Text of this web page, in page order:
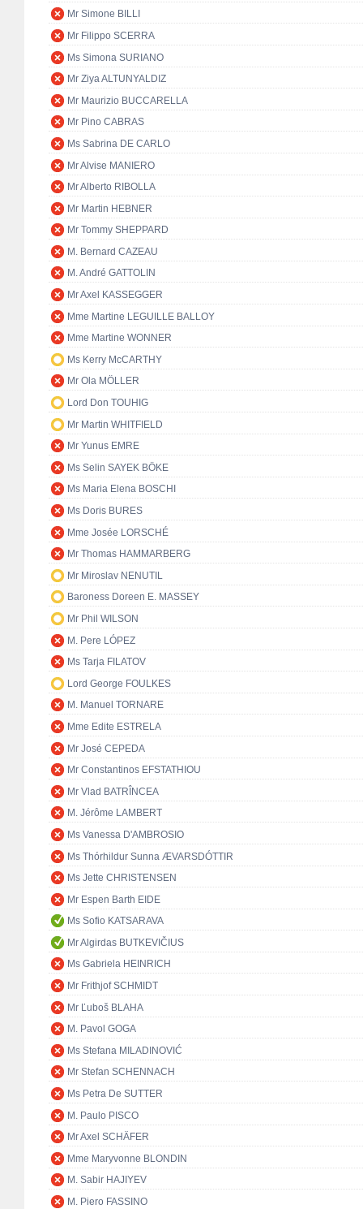
Mr Simone BILLI
Mr Filippo SCERRA
Ms Simona SURIANO
Mr Ziya ALTUNYALDIZ
Mr Maurizio BUCCARELLA
Mr Pino CABRAS
Ms Sabrina DE CARLO
Mr Alvise MANIERO
Mr Alberto RIBOLLA
Mr Martin HEBNER
Mr Tommy SHEPPARD
M. Bernard CAZEAU
M. André GATTOLIN
Mr Axel KASSEGGER
Mme Martine LEGUILLE BALLOY
Mme Martine WONNER
Ms Kerry McCARTHY
Mr Ola MÖLLER
Lord Don TOUHIG
Mr Martin WHITFIELD
Mr Yunus EMRE
Ms Selin SAYEK BÖKE
Ms Maria Elena BOSCHI
Ms Doris BURES
Mme Josée LORSCHÉ
Mr Thomas HAMMARBERG
Mr Miroslav NENUTIL
Baroness Doreen E. MASSEY
Mr Phil WILSON
M. Pere LÓPEZ
Ms Tarja FILATOV
Lord George FOULKES
M. Manuel TORNARE
Mme Edite ESTRELA
Mr José CEPEDA
Mr Constantinos EFSTATHIOU
Mr Vlad BATRÎNCEA
M. Jérôme LAMBERT
Ms Vanessa D'AMBROSIO
Ms Thórhildur Sunna ÆVARSDÓTTIR
Ms Jette CHRISTENSEN
Mr Espen Barth EIDE
Ms Sofio KATSARAVA
Mr Algirdas BUTKEVIČIUS
Ms Gabriela HEINRICH
Mr Frithjof SCHMIDT
Mr Ľuboš BLAHA
M. Pavol GOGA
Ms Stefana MILADINOVIĆ
Mr Stefan SCHENNACH
Ms Petra De SUTTER
M. Paulo PISCO
Mr Axel SCHÄFER
Mme Maryvonne BLONDIN
M. Sabir HAJIYEV
M. Piero FASSINO